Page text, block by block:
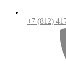
+7 (812)